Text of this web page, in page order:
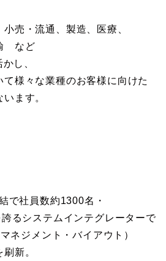
売・流通、製造、医療、
など
し、
様々な業種のお客様に向けた
ます。
で社員数約1300名・
るシステムインテグレーターで
ネジメント・バイアウト）
新。